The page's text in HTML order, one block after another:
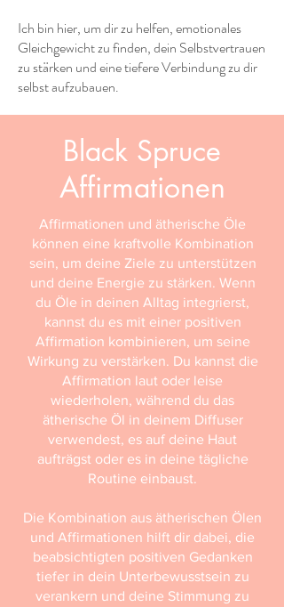
Ich bin hier, um dir zu helfen, emotionales
Gleichgewicht zu finden, dein Selbstvertrauen
zu stärken und eine tiefere Verbindung zu dir
selbst aufzubauen.
Black Spruce
Affirmationen
Affirmationen und ätherische Öle
können eine kraftvolle Kombination
sein, um deine Ziele zu unterstützen
und deine Energie zu stärken. Wenn
du Öle in deinen Alltag integrierst,
kannst du es mit einer positiven
Affirmation kombinieren, um seine
Wirkung zu verstärken. Du kannst die
Affirmation laut oder leise
wiederholen, während du das
ätherische Öl in deinem Diffuser
verwendest, es auf deine Haut
aufträgst oder es in deine tägliche
Routine einbaust.
Die Kombination aus ätherischen Ölen
und Affirmationen hilft dir dabei, die
beabsichtigten positiven Gedanken
tiefer in dein Unterbewusstsein zu
verankern und deine Stimmung zu